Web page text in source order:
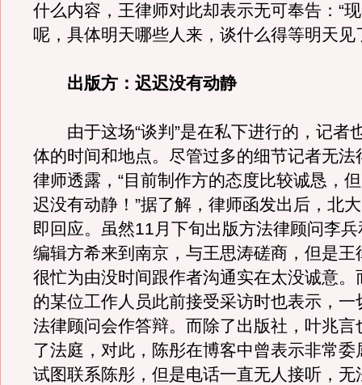
什么内容，王律师对此却表示无可奉告：“
呢，具体明天哪些人来，谈什么得等明天见
出版方：迟迟没有动静
由于这场“谈判”是在私下进行的，记者
体的时间和地点。尽管过多的细节记者无法
律师透露，“目前制作方的态度比较诚恳，
迟没有动静！”据了解，律师函发出后，北
即回应。虽然11月下旬出版方法律顾问李
编辑方希来到南京，与王思涛磋商，但是王
很忙为由没时间跟作者沟通实在太没诚意。
的某位工作人员此前接受采访时也表示，一
法律顾问会作答辩。而除了出版社，叶兆言
了法庭，对此，陈彤在博客中曾表示非常委
试图联系陈彤，但是电话一直无人接听，无